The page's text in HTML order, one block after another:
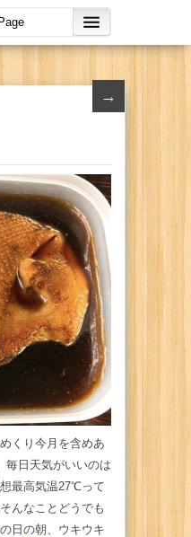
→
くり今月を含めあ
毎日天気がいいのは
最高気温27℃って
んなことどうでも
日の朝、ウキウキ